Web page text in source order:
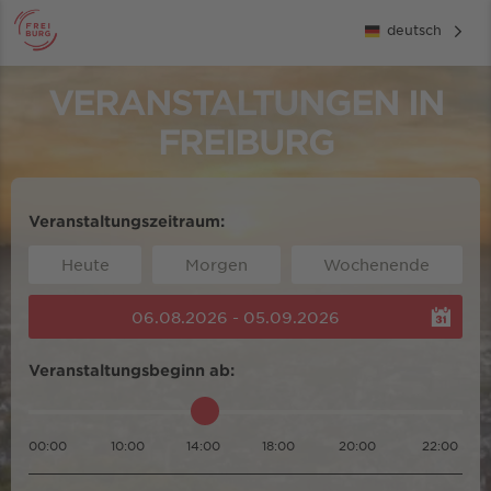
deutsch
VERANSTALTUNGEN IN
FREIBURG
Veranstaltungszeitraum:
Heute Morgen Wochenende
06.08.2026 - 05.09.2026
Veranstaltungsbeginn ab:
00:00 10:00 14:00 18:00 20:00 22:00